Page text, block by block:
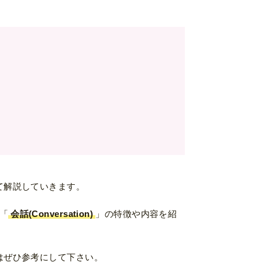
説していきます。
会話(Conversation) 」の特徴や内容を紹
ひ参考にして下さい。